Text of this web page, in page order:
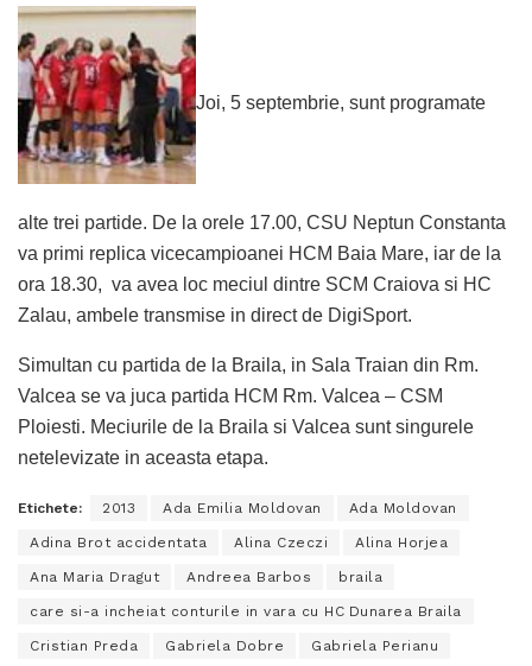
Joi, 5 septembrie, sunt programate
alte trei partide. De la orele 17.00, CSU Neptun Constanta
va primi replica vicecampioanei HCM Baia Mare, iar de la
ora 18.30, va avea loc meciul dintre SCM Craiova si HC
Zalau, ambele transmise in direct de DigiSport.
Simultan cu partida de la Braila, in Sala Traian din Rm.
Valcea se va juca partida HCM Rm. Valcea – CSM
Ploiesti. Meciurile de la Braila si Valcea sunt singurele
netelevizate in aceasta etapa.
Etichete: 2013 Ada Emilia Moldovan Ada Moldovan
Adina Brot accidentata Alina Czeczi Alina Horjea
Ana Maria Dragut Andreea Barbos braila
care si-a incheiat conturile in vara cu HC Dunarea Braila
Cristian Preda Gabriela Dobre Gabriela Perianu